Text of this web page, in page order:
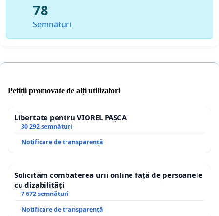
Datorita acestor motive sustinem scoaterea de la
facturare a apei pluviale !
semnezi si sa completezi petitia publica electronica
suntem supusi cronic!
DUMNEAVOASTRA!
Organizatia Municipala Cluj-Napoca a Partidului
78
Semnături
Petiții promovate de alți utilizatori
Libertate pentru VIOREL PAȘCA
30 292 semnături
Notificare de transparență
Solicităm combaterea urii online față de persoanele
cu dizabilități
7 672 semnături
Notificare de transparență